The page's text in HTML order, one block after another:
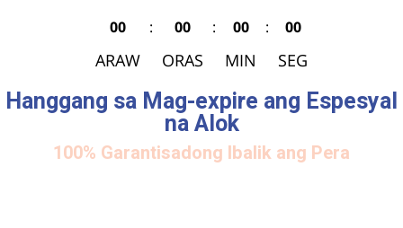
00
ARAW
: 00
ORAS
: 00
MIN
: 00
SEG
Hanggang sa Mag-expire ang Espesyal
na Alok
100% Garantisadong Ibalik ang Pera